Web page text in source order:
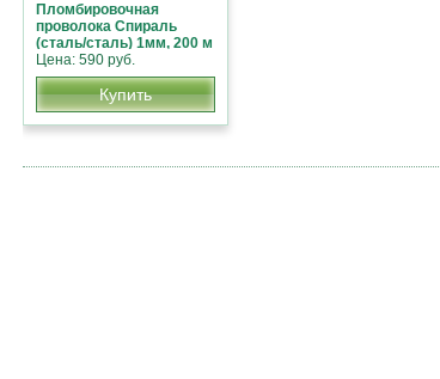
Пломбировочная
проволока Спираль
(сталь/сталь) 1мм, 200 м
Цена: 590 руб.
Купить